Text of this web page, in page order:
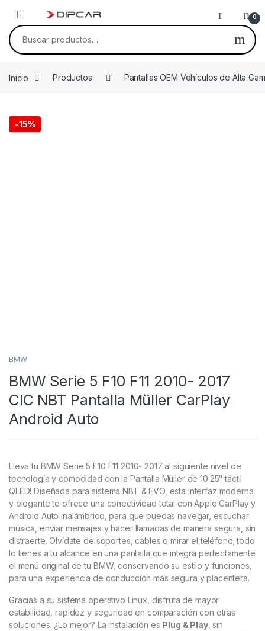
0
Buscar por:
Inicio Productos Pantallas OEM Vehículos de Alta
-15%
BMW
BMW Serie 5 F10 F11 2010- 2017
CIC NBT Pantalla Müller CarPlay
Android Auto
Lleva tu BMW Serie 5 F10 F11 2010- 2017 al siguiente nivel de
tecnología y comodidad con la Pantalla Müller de 10.25″ táctil
QLED! Diseñada para sistema NBT & EVO, esta interfaz moderna
y elegante te ofrece una conectividad total con Apple CarPlay y
Android Auto inalámbrico, para que puedas navegar, escuchar
música, enviar mensajes y hacer llamadas de manera segura, sin
distraerte. Olvídate de soportes, cables o mirar el teléfono; todo
lo tienes a tu alcance en una pantalla que integra perfectamente
el menú original de tu BMW, conservando su estilo y funciones,
para una experiencia de conducción más segura y placentera.
Gracias a su sistema operativo Linux, disfruta de mayor
estabilidad, rapidez y seguridad en comparación con otras
soluciones. ¿Lo mejor? La instalación es Plug & Play, sin